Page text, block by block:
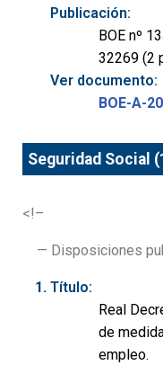
Publicación:
BOE nº
32269 (2
Ver documento:
BOE-A-
Seguridad Social
<!–
— Disposiciones
Título:
Real
de
empleo.